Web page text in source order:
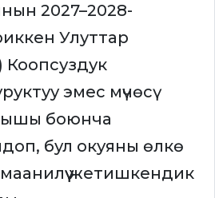
2027–2028-
Улуттар
эмес мүчөсү
боюнча
бул окуяны өлкө
жетишкендик